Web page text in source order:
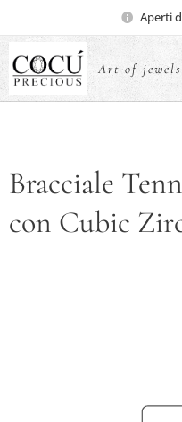
Aperti
Art of jewels
Bracciale
con Cubic